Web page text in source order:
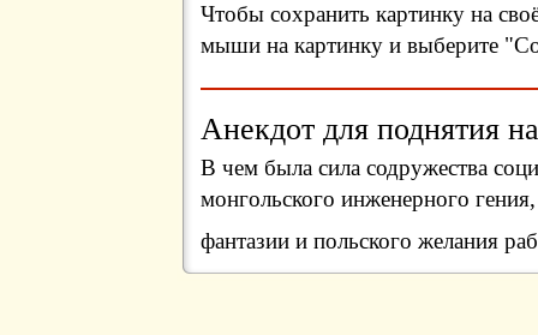
Чтобы сохранить картинку на
мыши на картинку и выберите
Анекдот для поднятия
В чем была сила содружества
монгольского инженерного
фантазии и польского желания